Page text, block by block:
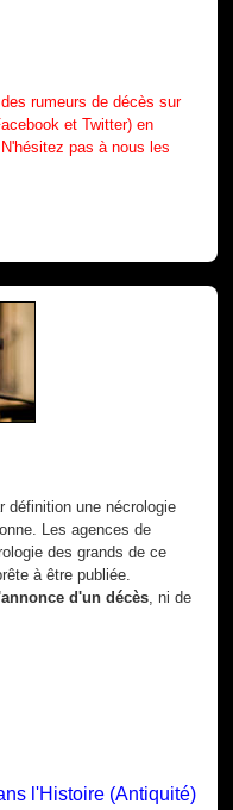
rumeurs de décès sur
et Twitter) en
pas à nous les
définition une nécrologie
Les agences de
des grands de ce
à être publiée.
d'un décès , ni de
l'Histoire (Antiquité)